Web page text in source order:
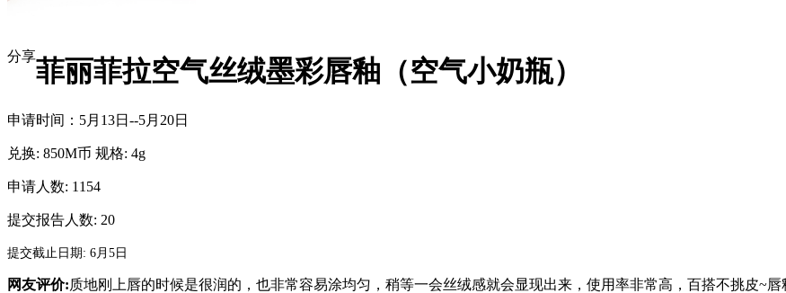
分享菲丽菲拉空气丝绒墨彩唇釉（空气小奶瓶）
申请时间：5月13日--5月20日
兑换: 850M币 规格: 4g
申请人数: 1154
提交报告人数: 20
提交截止日期: 6月5日
网友评价:质地刚上唇的时候是很润的，也非常容易涂均匀，稍等一会丝绒感就会显现出来，使用率非常高，百搭不挑皮~